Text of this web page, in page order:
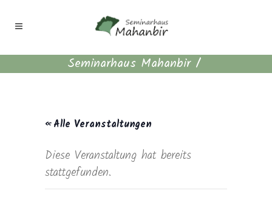
Seminarhaus Mahanbir/
« Alle Veranstaltungen
Diese Veranstaltung hat bereits
stattgefunden.